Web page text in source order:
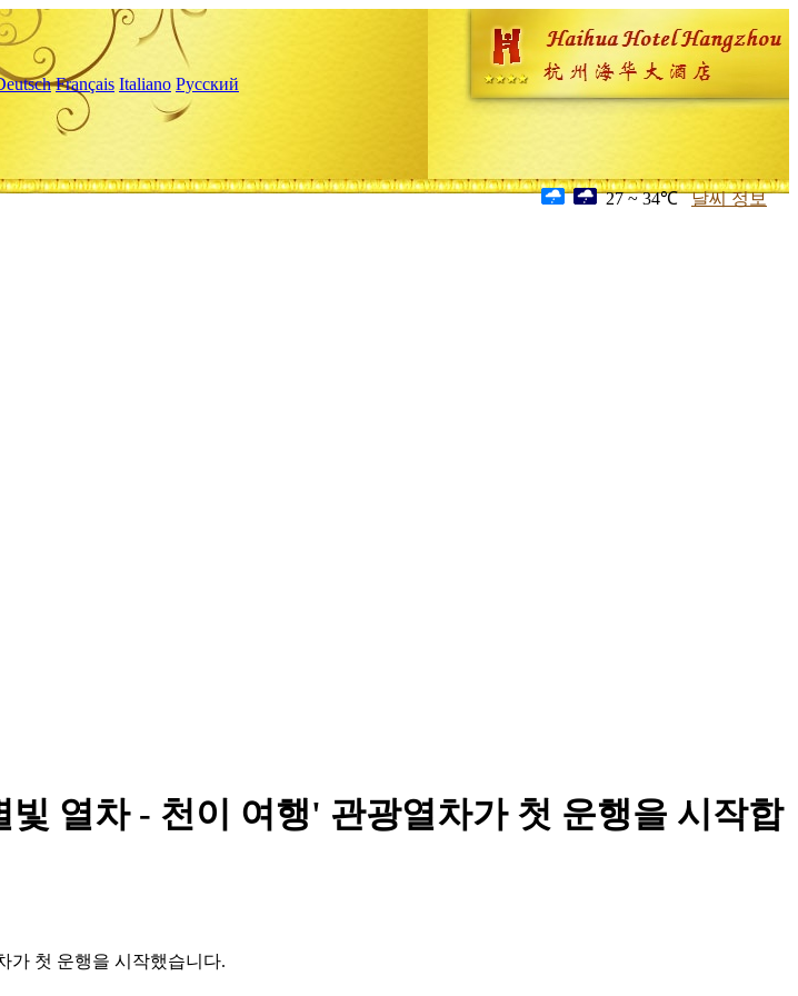
Français Italiano Русский
27 ~ 34℃ 날씨 정보
열차 - 천이 여행' 관광열차가 첫 운행을 시작합
가 첫 운행을 시작했습니다.